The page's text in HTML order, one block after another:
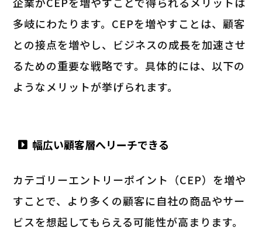
多岐にわたります。CEPを増やすことは、顧客
との接点を増やし、ビジネスの成長を加速させ
るための重要な戦略です。具体的には、以下の
ようなメリットが挙げられます。
幅広い顧客層へリーチできる
カテゴリーエントリーポイント（CEP）を増や
すことで、より多くの顧客に自社の商品やサー
ビスを想起してもらえる可能性が高まります。